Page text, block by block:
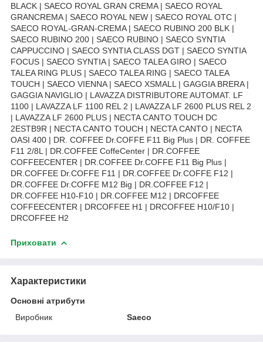
BLACK | SAECO ROYAL GRAN CREMA | SAECO ROYAL
GRANCREMA | SAECO ROYAL NEW | SAECO ROYAL OTC |
SAECO ROYAL-GRAN-CREMA | SAECO RUBINO 200 BLK |
SAECO RUBINO 200 | SAECO RUBINO | SAECO SYNTIA
CAPPUCCINO | SAECO SYNTIA CLASS DGT | SAECO SYNTIA
FOCUS | SAECO SYNTIA | SAECO TALEA GIRO | SAECO
TALEA RING PLUS | SAECO TALEA RING | SAECO TALEA
TOUCH | SAECO VIENNA | SAECO XSMALL | GAGGIA BRERA |
GAGGIA NAVIGLIO | LAVAZZA DISTRIBUTORE AUTOMAT. LF
1100 | LAVAZZA LF 1100 REL 2 | LAVAZZA LF 2600 PLUS REL 2
| LAVAZZA LF 2600 PLUS | NECTA CANTO TOUCH DC
2ESTB9R | NECTA CANTO TOUCH | NECTA CANTO | NECTA
OASI 400 | DR. COFFEE Dr.COFFE F11 Big Plus | DR. COFFEE
F11 2/8L | DR.COFFEE CoffeCenter | DR.COFFEE
COFFEECENTER | DR.COFFEE Dr.COFFE F11 Big Plus |
DR.COFFEE Dr.COFFE F11 | DR.COFFEE Dr.COFFE F12 |
DR.COFFEE Dr.COFFE M12 Big | DR.COFFEE F12 |
DR.COFFEE H10-F10 | DR.COFFEE M12 | DRCOFFEE
COFFEECENTER | DRCOFFEE H1 | DRCOFFEE H10/F10 |
DRCOFFEE H2
Приховати
Характеристики
Основні атрибути
Виробник
Saeco